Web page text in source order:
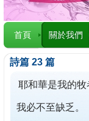
首頁 關於我們
詩篇 23 篇
耶和華是我的牧
我必不至缺乏。